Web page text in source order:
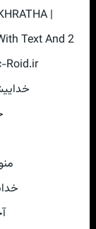
|
Text And 2
Roid.ir